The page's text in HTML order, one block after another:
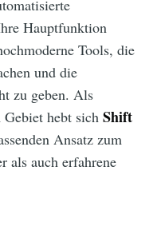
Hauptfunktion
Tools, die
und die
zu geben. Als
hebt sich Shift
Ansatz zum
als auch erfahrene